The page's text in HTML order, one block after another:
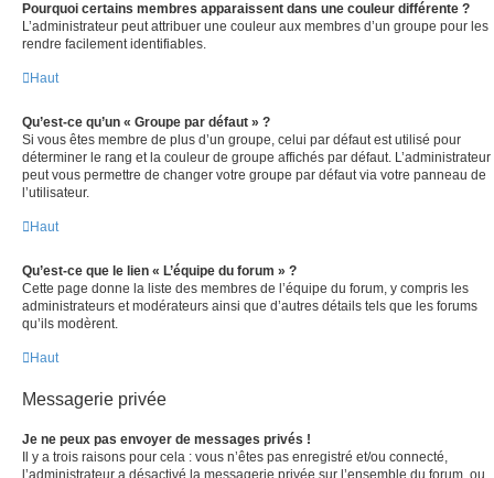
Pourquoi certains membres apparaissent dans une couleur différente ?
L’administrateur peut attribuer une couleur aux membres d’un groupe pour les
rendre facilement identifiables.
Haut
Qu’est-ce qu’un « Groupe par défaut » ?
Si vous êtes membre de plus d’un groupe, celui par défaut est utilisé pour
déterminer le rang et la couleur de groupe affichés par défaut. L’administrateur
peut vous permettre de changer votre groupe par défaut via votre panneau de
l’utilisateur.
Haut
Qu’est-ce que le lien « L’équipe du forum » ?
Cette page donne la liste des membres de l’équipe du forum, y compris les
administrateurs et modérateurs ainsi que d’autres détails tels que les forums
qu’ils modèrent.
Haut
Messagerie privée
Je ne peux pas envoyer de messages privés !
Il y a trois raisons pour cela : vous n’êtes pas enregistré et/ou connecté,
l’administrateur a désactivé la messagerie privée sur l’ensemble du forum, ou